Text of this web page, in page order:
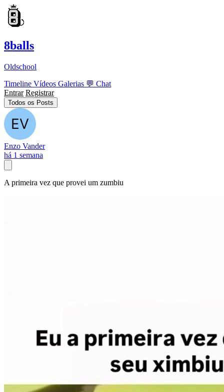
8balls
Oldschool
Timeline Vídeos Galerias 💬 Chat
Entrar Registrar
Todos os Posts
Enzo Vander
há 1 semana
A primeira vez que provei um zumbiu